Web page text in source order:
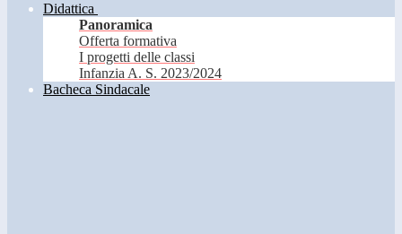
Didattica
Panoramica
Offerta formativa
I progetti delle classi
Infanzia A. S. 2023/2024
Bacheca Sindacale